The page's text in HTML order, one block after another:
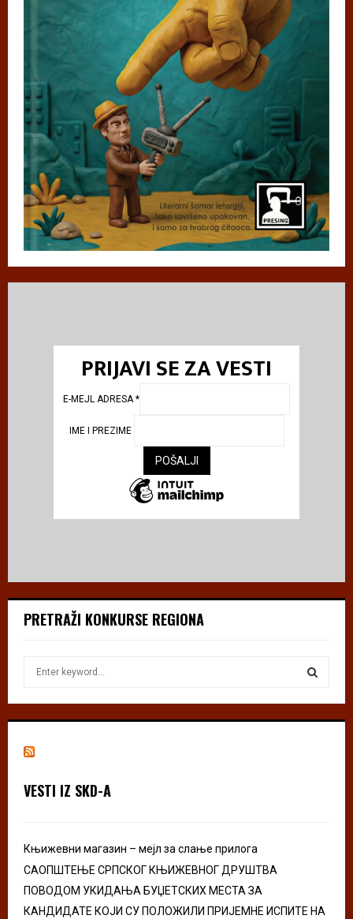
PRIJAVI SE ZA VESTI
E-MEJL ADRESA*
IME I PREZIME
PRETRAŽI KONKURSE REGIONA
h
r
S
VESTI IZ SKD-A
Књижевни магазин – мејл за слање прилога
САОПШТЕЊЕ СРПСКОГ КЊИЖЕВНОГ ДРУШТВА
ПОВОДОМ УКИДАЊА БУЏЕТСКИХ МЕСТА ЗА
КАНДИДАТЕ КОЈИ СУ ПОЛОЖИЛИ ПРИЈЕМНЕ ИСПИТЕ НА